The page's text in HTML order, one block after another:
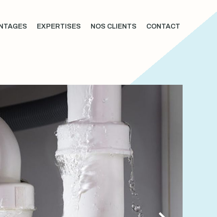
EXPERTISES NOS CLIENTS CONTACT